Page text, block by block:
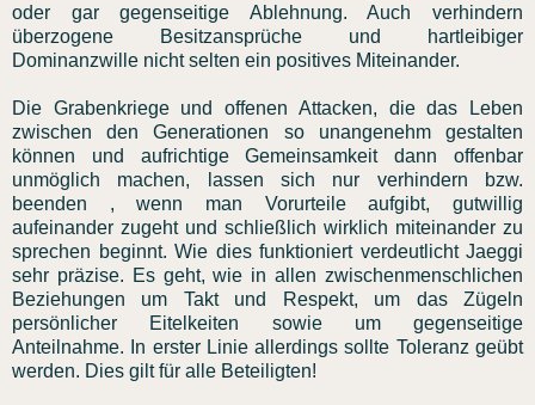
oder gar gegenseitige Ablehnung. Auch verhindern
überzogene Besitzansprüche und hartleibiger
Dominanzwille nicht selten ein positives Miteinander.
Die Grabenkriege und offenen Attacken, die das Leben
zwischen den Generationen so unangenehm gestalten
können und aufrichtige Gemeinsamkeit dann offenbar
unmöglich machen, lassen sich nur verhindern bzw.
beenden , wenn man Vorurteile aufgibt, gutwillig
aufeinander zugeht und schließlich wirklich miteinander zu
sprechen beginnt. Wie dies funktioniert verdeutlicht Jaeggi
sehr präzise. Es geht, wie in allen zwischenmenschlichen
Beziehungen um Takt und Respekt, um das Zügeln
persönlicher Eitelkeiten sowie um gegenseitige
Anteilnahme. In erster Linie allerdings sollte Toleranz geübt
werden. Dies gilt für alle Beteiligten!